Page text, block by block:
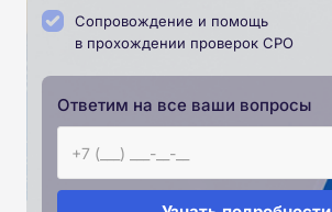
Сопровождение и помощь
в прохождении проверок СРО
Ответим на все ваши вопросы